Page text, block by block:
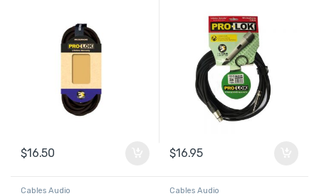
$16.50 $16.95
Cables Audio Cables Audio